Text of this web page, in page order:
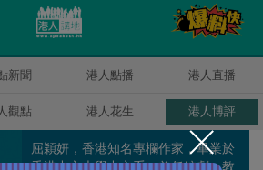
新聞 港人點播 港人直播
觀點 港人花生 港人博評
屈穎妍，香港知名專欄作家，畢業於
香港中文大學中文系，曾任編劇、教